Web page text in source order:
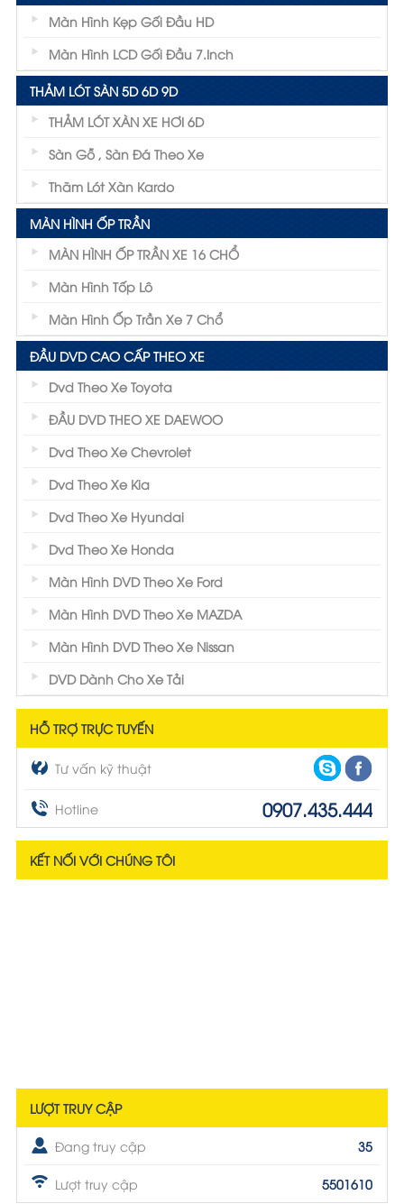
Màn Hình Kẹp Gối Đầu HD
Màn Hình LCD Gối Đầu 7.inch
THẢM LÓT SÀN 5D 6D 9D
THẢM LÓT XÀN XE HƠI 6D
Sàn Gỗ , Sàn Đá Theo Xe
Thãm Lót Xàn Kardo
MÀN HÌNH ỐP TRẦN
MÀN HÌNH ỐP TRẦN XE 16 CHỔ
Màn Hình Tốp Lô
Màn Hình Ốp Trần Xe 7 Chổ
ĐẦU DVD CAO CẤP THEO XE
Dvd Theo Xe Toyota
ĐẦU DVD THEO XE DAEWOO
Dvd Theo Xe Chevrolet
Dvd Theo Xe Kia
Dvd Theo Xe Hyundai
Dvd Theo Xe Honda
Màn Hình DVD Theo Xe Ford
Màn Hình DVD Theo Xe MAZDA
Màn Hình DVD Theo Xe Nissan
DVD Dành Cho Xe Tải
HỖ TRỢ TRỰC TUYẾN
Tư vấn kỹ thuật
Hotline 0907.435.444
KẾT NỐI VỚI CHÚNG TÔI
LƯỢT TRUY CẬP
Đang truy cập 35
Lượt truy cập 5501610